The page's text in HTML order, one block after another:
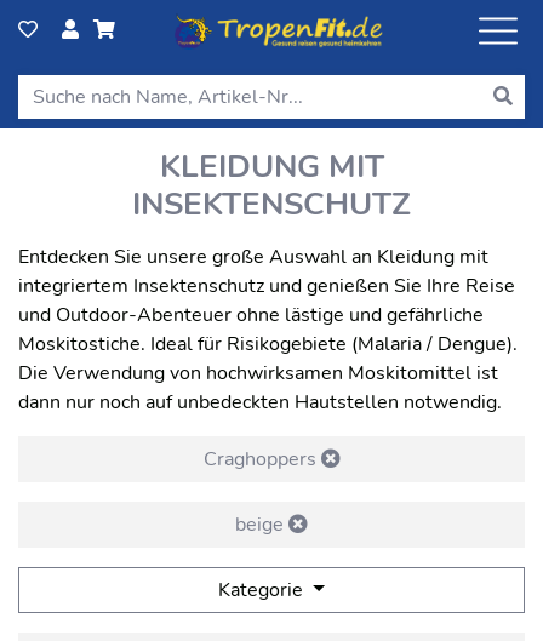
KLEIDUNG MIT
INSEKTENSCHUTZ
Entdecken Sie unsere große Auswahl an Kleidung mit
integriertem Insektenschutz und genießen Sie Ihre Reise
und Outdoor-Abenteuer ohne lästige und gefährliche
Moskitostiche. Ideal für Risikogebiete (Malaria / Dengue).
Die Verwendung von hochwirksamen Moskitomittel ist
dann nur noch auf unbedeckten Hautstellen notwendig.
Craghoppers
beige
Kategorie